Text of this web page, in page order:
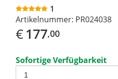
1
Artikelnummer: PR024038
€177,00
Sofortige Verfügbarkeit